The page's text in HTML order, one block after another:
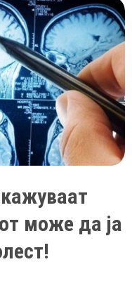
може да ја